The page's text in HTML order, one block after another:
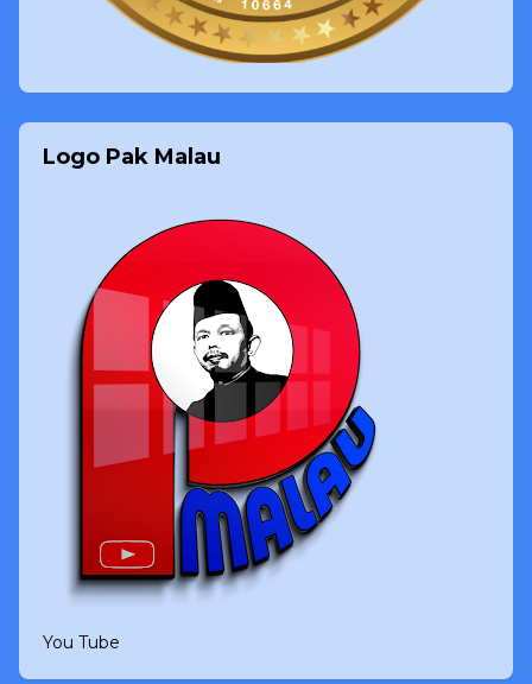
Logo Pak Malau
You Tube